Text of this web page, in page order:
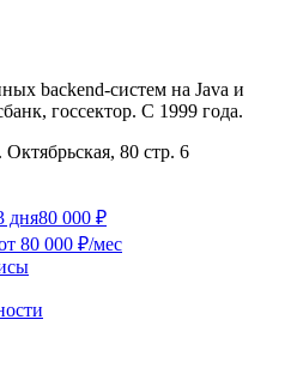
backend-систем на Java и
госсектор. С 1999 года.
80 стр. 6
дня80 000 ₽
80 000 ₽/мес